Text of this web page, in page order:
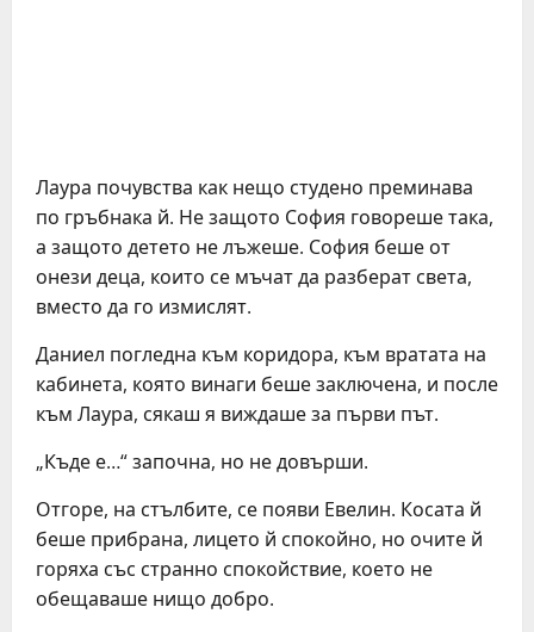
Лаура почувства как нещо студено преминава
по гръбнака й. Не защото София говореше така,
а защото детето не лъжеше. София беше от
онези деца, които се мъчат да разберат света,
вместо да го измислят.
Даниел погледна към коридора, към вратата на
кабинета, която винаги беше заключена, и после
към Лаура, сякаш я виждаше за първи път.
„Къде е…“ започна, но не довърши.
Отгоре, на стълбите, се появи Евелин. Косата й
беше прибрана, лицето й спокойно, но очите й
горяха със странно спокойствие, което не
обещаваше нищо добро.